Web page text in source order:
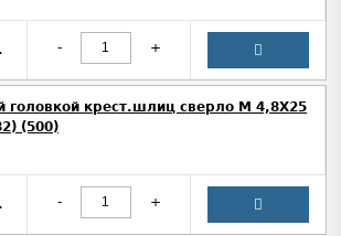
- +
головкой крест.шлиц сверло М 4,8Х25
(500)
- +